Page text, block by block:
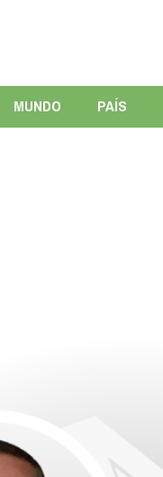
MUNDO PAÍS